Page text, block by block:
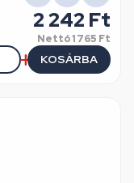
2 242 Ft
Nettó1 765 Ft
KOSÁRBA